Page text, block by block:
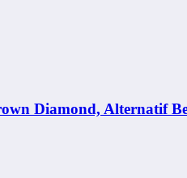
Diamond, Alternatif